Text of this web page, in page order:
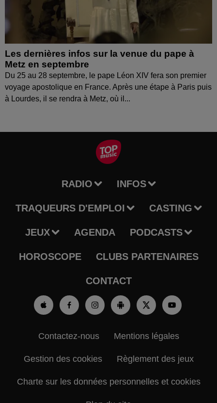
Les dernières infos sur la venue du pape à
Metz en septembre
Du 25 au 28 septembre, le pape Léon XIV fera son premier
voyage apostolique en France. Après une étape à Paris puis
à Lourdes, il se rendra à Metz, où il...
RADIO INFOS
TRAQUEURS D'EMPLOI CASTING
JEUX AGENDA PODCASTS
HOROSCOPE CLUBS PARTENAIRES
CONTACT
Contactez-nous Mentions légales
Gestion des cookies Règlement des jeux
Charte sur les données personnelles et cookies